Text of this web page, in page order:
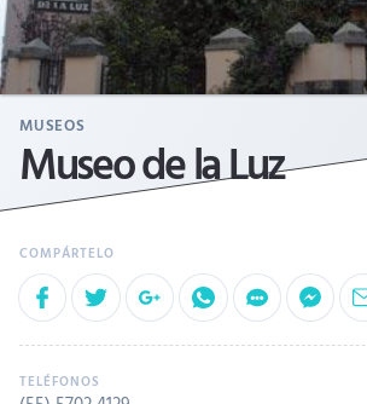
MUSEOS
Museo de la Luz